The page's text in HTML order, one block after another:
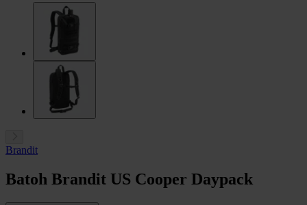
Brandit
Batoh Brandit US Cooper Daypack